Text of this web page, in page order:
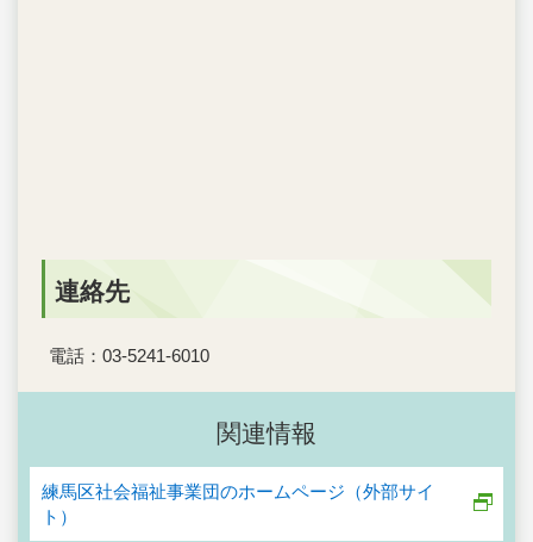
連絡先
電話：03-5241-6010
関連情報
練馬区社会福祉事業団のホームページ（外部サイ
ト）